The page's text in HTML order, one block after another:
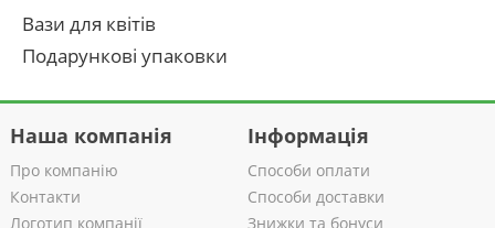
Вази для квітів
Подарункові упаковки
Наша компанія
Про компанію
Контакти
Логотип компанії
Інформація
Способи оплати
Способи доставки
Знижки та бонуси